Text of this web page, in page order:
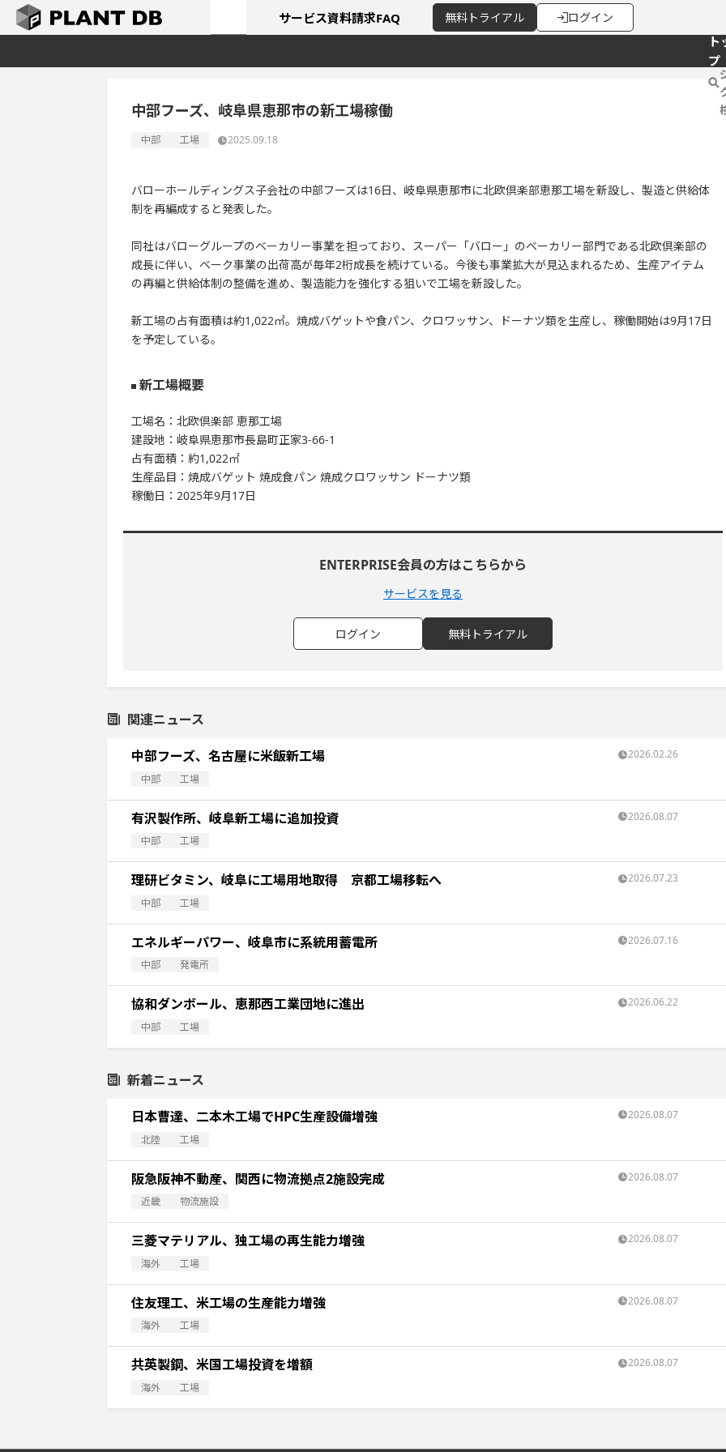
無料 トライアル ログイン
サービス資料請求FAQ
ト
プ
中部フーズ、岐阜県恵那市の新工場稼働
中部 工場 2025.09.18
バローホールディングス子会社の中部フーズは16日、岐阜県恵那市に北欧倶楽部恵那工場を新設し、製造と供給体
制を再編成すると発表した。
同社はバローグループのベーカリー事業を担っており、スーパー「バロー」のベーカリー部門である北欧倶楽部の
成長に伴い、ベーク事業の出荷高が毎年2桁成長を続けている。今後も事業拡大が見込まれるため、生産アイテム
の再編と供給体制の整備を進め、製造能力を強化する狙いで工場を新設した。
新工場の占有面積は約1,022㎡。焼成バゲットや食パン、クロワッサン、ドーナツ類を生産し、稼働開始は9月17日
を予定している。
新工場概要
工場名：北欧倶楽部 恵那工場
建設地：岐阜県恵那市長島町正家3-66-1
占有面積：約1,022㎡
生産品目：焼成バゲット 焼成食パン 焼成クロワッサン ドーナツ類
稼働日：2025年9月17日
ENTERPRISE会員の方はこちらから
サービスを見る
ログイン 無料トライアル
関連ニュース
中部フーズ、名古屋に米飯新工場
中部 工場
2026.02.26
有沢製作所、岐阜新工場に追加投資
中部 工場
2026.08.07
理研ビタミン、岐阜に工場用地取得 京都工場移転へ
中部 工場
2026.07.23
エネルギーパワー、岐阜市に系統用蓄電所
中部 発電所
2026.07.16
協和ダンボール、恵那西工業団地に進出
中部 工場
2026.06.22
新着ニュース
日本曹達、二本木工場でHPC生産設備増強
北陸 工場
2026.08.07
阪急阪神不動産、関西に物流拠点2施設完成
近畿 物流施設
2026.08.07
三菱マテリアル、独工場の再生能力増強
海外 工場
2026.08.07
住友理工、米工場の生産能力増強
海外 工場
2026.08.07
共英製鋼、米国工場投資を増額
海外 工場
2026.08.07